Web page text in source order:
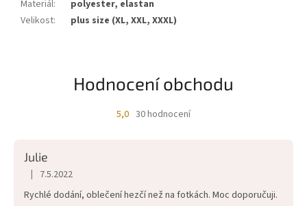
Materiál:
polyester, elastan
Velikost: plus size (XL, XXL, XXXL)
Hodnocení obchodu
5,0 Průměrné
5
30 hodnocení
Julie
Hodnocení obchodu je 5 z 5 hvězdiček.
| 7.5.2022
Rychlé dodání, oblečení hezčí než na fotkách. Moc doporučuji.